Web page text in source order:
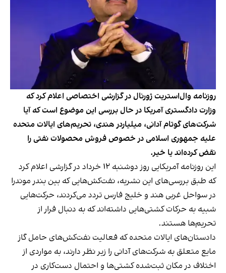
روزنامه وال‌استریت ژورنال در گزارشی اختصاصی اعلام کرد که
وزارت دادگستری آمریکا در حال بررسی این موضوع است که آیا
شرکت‌های گوتام آدانی، میلیاردر هندی، تحریم‌های ایالات متحده
علیه جمهوری اسلامی در خصوص فروش محصولات نفتی را
نقض کرده‌اند یا خیر.
این روزنامه آمریکایی روز دوشنبه ۱۲ خرداد در
گزارشی اعلام کرد
که طبق بررسی‌های این نشریه، نفت‌کش‌هایی که بین بندر موندرا
در سواحل غربی هند و خلیج فارس تردد می‌کردند، حرکت‌هایی
شبیه به حرکات کشتی‌هایی داشته‌اند که به دنبال فرار از
تحریم‌ها هستند.
دادستان‌های ایالات متحده که فعالیت نفت‌کش‌های حامل گاز
مایع متعلق به شرکت‌های آدانی را زیر نظر دارند، به مواردی از
اختلاف‌ در مکان ثبت‌شده کشتی‌ها و احتمال دست‌کاری در